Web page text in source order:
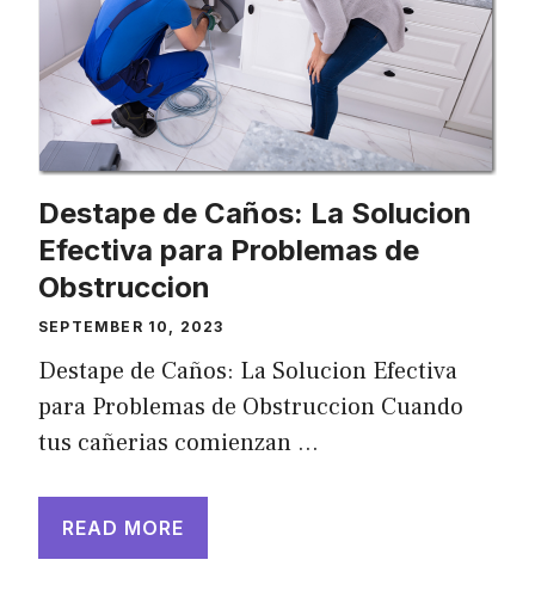
Destape de Caños: La Solucion
Efectiva para Problemas de
Obstruccion
SEPTEMBER 10, 2023
Destape de Caños: La Solucion Efectiva
para Problemas de Obstruccion Cuando
tus cañerias comienzan …
READ MORE